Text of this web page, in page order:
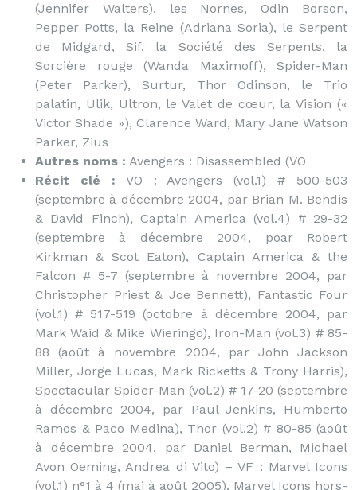
(Jennifer Walters), les Nornes, Odin Borson,
Pepper Potts, la Reine (Adriana Soria), le Serpent
de Midgard, Sif, la Société des Serpents, la
Sorcière rouge (Wanda Maximoff), Spider-Man
(Peter Parker), Surtur, Thor Odinson, le Trio
palatin, Ulik, Ultron, le Valet de cœur, la Vision («
Victor Shade »), Clarence Ward, Mary Jane Watson
Parker, Zius
Autres noms : Avengers : Disassembled (VO
Récit clé : VO : Avengers (vol.1) # 500-503
(septembre à décembre 2004, par Brian M. Bendis
& David Finch), Captain America (vol.4) # 29-32
(septembre à décembre 2004, poar Robert
Kirkman & Scot Eaton), Captain America & the
Falcon # 5-7 (septembre à novembre 2004, par
Christopher Priest & Joe Bennett), Fantastic Four
(vol.1) # 517-519 (octobre à décembre 2004, par
Mark Waid & Mike Wieringo), Iron-Man (vol.3) # 85-
88 (août à novembre 2004, par John Jackson
Miller, Jorge Lucas, Mark Ricketts & Trony Harris),
Spectacular Spider-Man (vol.2) # 17-20 (septembre
à décembre 2004, par Paul Jenkins, Humberto
Ramos & Paco Medina), Thor (vol.2) # 80-85 (août
à décembre 2004, par Daniel Berman, Michael
Avon Oeming, Andrea di Vito) – VF : Marvel Icons
(vol.1) n°1 à 4 (mai à août 2005), Marvel Icons hors-